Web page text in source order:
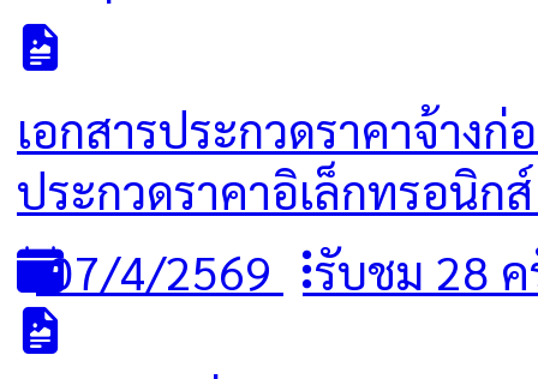
เอกสารประกวดราคาจ้าง
ประกวดราคาอิเล็กทรอนิก
07/4/2569 รับชม 28 ค